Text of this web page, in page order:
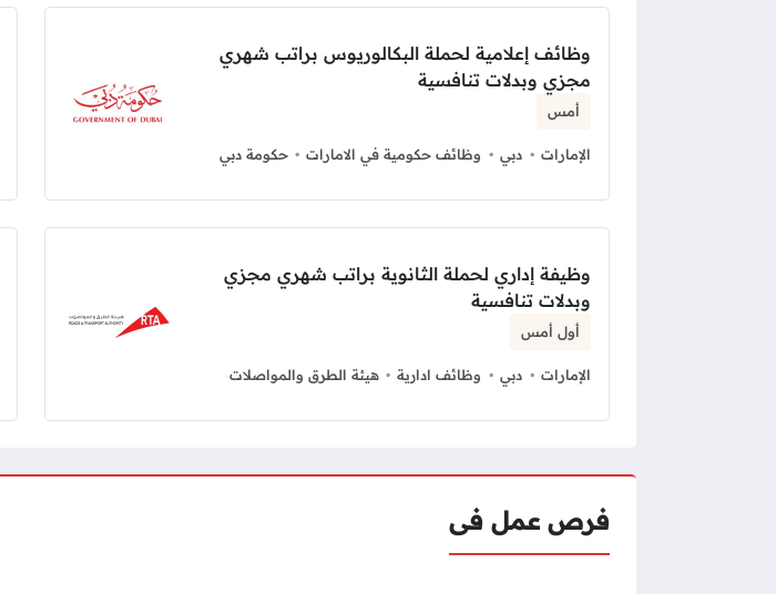
وظائف إعلامية لحملة البكالوريوس براتب شهري
مجزي وبدلات تنافسية
أمس
الإمارات دبي وظائف حكومية في الامارات حكومة دبي
وظيفة إداري لحملة الثانوية براتب شهري مجزي
وبدلات تنافسية
أول أمس
الإمارات دبي وظائف ادارية هيئة الطرق والمواصلات
فرص عمل فى